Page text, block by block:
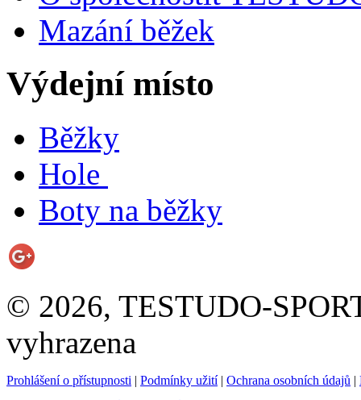
Mazání běžek
Výdejní místo
Běžky
Hole
Boty na běžky
© 2026, TESTUDO-
vyhrazena
Prohlášení o přístupnosti | Podmínky užití| Ochrana osobních údajů |